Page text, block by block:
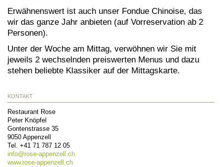
Erwähnenswert ist auch unser Fondue Chinoise, das
wir das ganze Jahr anbieten (auf Vorreservation ab 2
Personen).
Unter der Woche am Mittag, verwöhnen wir Sie mit
jeweils 2 wechselnden preiswerten Menus und dazu
stehen beliebte Klassiker auf der Mittagskarte.
KONTAKT
Restaurant Rose
Peter Knöpfel
Gontenstrasse 35
9050 Appenzell
Tel. +41 71 787 12 05
info@rose-appenzell.ch
www.rose-appenzell.ch